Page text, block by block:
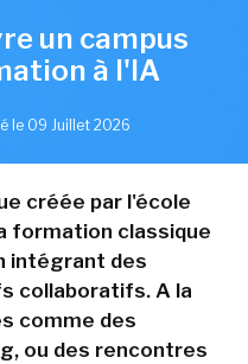
un campus
à l'IA
le 09 Juillet 2026
créée par l'école
formation classique
intégrant des
collaboratifs. A la
comme des
ou des rencontres